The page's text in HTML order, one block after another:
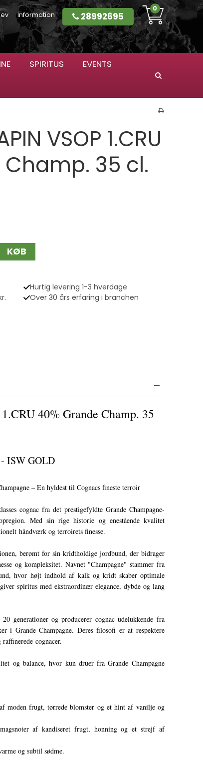
Information 28992695
0
SPIRITUS
EVENTS
VSOP 1.CRU
35 cl.
KØB
Hurtig levering 1-3 hverdage
Over 30 års erfaring i branchen
40% Grande Champ. 35
- ISW GOLD
– En hyldest til Cognacs fineste terroir
cognac fra det prestigefyldte Grande Champagne-
Med sin rige historie og enestående kvalitet
håndværk og terroirets finesse.
berømt for sin kridtholdige jordbund, der bidrager
og kompleksitet. Navnet "Champagne" stammer fra
hvor højt indhold af kalk og kridt skaber optimale
spiritus med ekstraordinær elegance, dybde og lang
generationer og producerer cognac udelukkende fra
i Grande Champagne. Deres filosofi er at respektere
cognacer.
og balance, hvor kun druer fra Grande Champagne
moden frugt, tørrede blomster og et hint af vanilje og
af kandiseret frugt, honning og et strejf af
og subtil sødme.